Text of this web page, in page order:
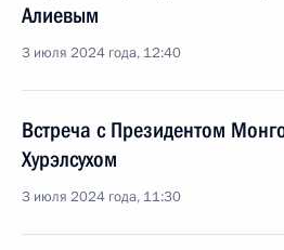
Алиевым
3 июля 2024 года, 12:40
Встреча с Президентом
Хурэлсухом
3 июля 2024 года, 11:30